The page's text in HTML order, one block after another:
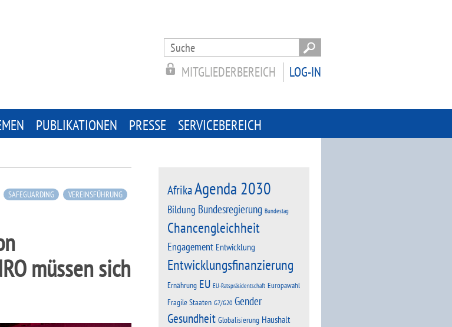
Search
for:
LOG-IN
MITGLIEDERBEREICH
PUBLIKATIONEN PRESSE SERVICEBEREICH
SAFEGUARDING VEREINSFÜHRUNG
müssen sich
AfrikaAgenda 2030
Bildung Bundesregierung Bundestag
Chancengleichheit
Engagement Entwicklung
Entwicklungsfinanzierung
Ernährung EU EU-Ratspräsidentschaft Europawahl
Fragile Staaten G7/G20 Gender
Gesundheit Globalisierung Haushalt